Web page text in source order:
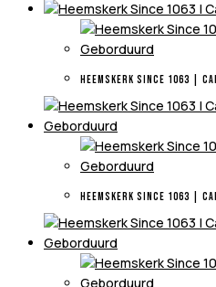
HEEMSKERK SINCE 1063 |
HEEMSKERK SINCE 1063 |